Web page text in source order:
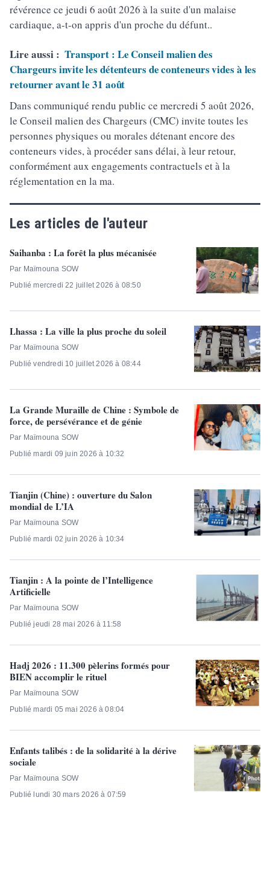
révérence ce jeudi 6 août 2026 à la suite d'un malaise
cardiaque, a-t-on appris d'un proche du défunt..
Lire aussi : Transport : Le Conseil malien des
Chargeurs invite les détenteurs de conteneurs vides à les
retourner avant le 31 août
Dans communiqué rendu public ce mercredi 5 août 2026,
le Conseil malien des Chargeurs (CMC) invite toutes les
personnes physiques ou morales détenant encore des
conteneurs vides, à procéder sans délai, à leur retour,
conformément aux engagements contractuels et à la
réglementation en la ma.
Les articles de l'auteur
Saihanba : La forêt la plus mécanisée
Par Maïmouna SOW
Publié mercredi 22 juillet 2026 à 08:50
Lhassa : La ville la plus proche du soleil
Par Maïmouna SOW
Publié vendredi 10 juillet 2026 à 08:44
La Grande Muraille de Chine : Symbole de
force, de persévérance et de génie
Par Maïmouna SOW
Publié mardi 09 juin 2026 à 10:32
Tianjin (Chine) : ouverture du Salon
mondial de L’IA
Par Maïmouna SOW
Publié mardi 02 juin 2026 à 10:34
Tianjin : A la pointe de l’Intelligence
Artificielle
Par Maïmouna SOW
Publié jeudi 28 mai 2026 à 11:58
Hadj 2026 : 11.300 pèlerins formés pour
BIEN accomplir le rituel
Par Maïmouna SOW
Publié mardi 05 mai 2026 à 08:04
Enfants talibés : de la solidarité à la dérive
sociale
Par Maïmouna SOW
Publié lundi 30 mars 2026 à 07:59